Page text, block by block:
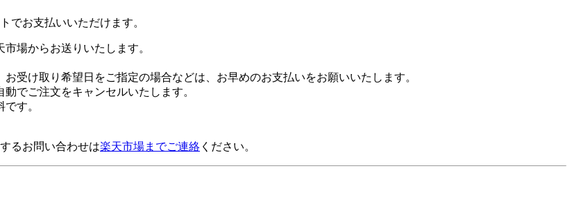
でお支払いいただけます。
場からお送りいたします。
受け取り希望日をご指定の場合などは、お早めのお支払いをお願いいたします。
でご注文をキャンセルいたします。
す。
るお問い合わせは楽天市場までご連絡 ください。